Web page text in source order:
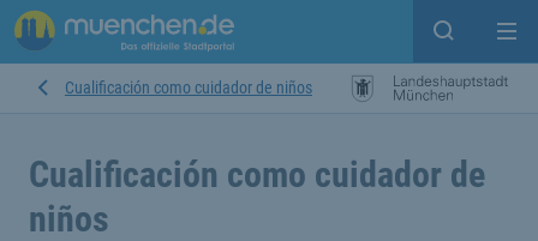
Open
Cualificación como cuidador de niños
Cualificación como cuidador de
niños